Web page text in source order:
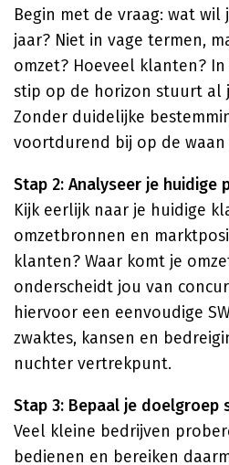
Begin met de vraag: wat wil
jaar? Niet in vage termen,
omzet? Hoeveel klanten?
stip op de horizon stuurt al
Zonder duidelijke
voortdurend bij op de waan
Stap 2: Analyseer je huidige
Kijk eerlijk naar je huidige
omzetbronnen en
klanten? Waar komt je
onderscheidt jou van
hiervoor een eenvoudige
zwaktes, kansen en
nuchter vertrekpunt.
Stap 3: Bepaal je doelgroep
Veel kleine bedrijven
bedienen en bereiken